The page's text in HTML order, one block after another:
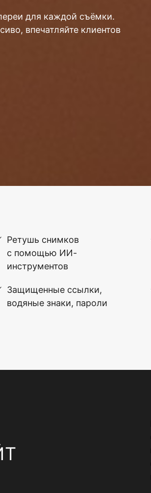
для каждой съёмки.
впечатляйте клиентов
Ретушь снимков
с помощью ИИ-
инструментов
Защищенные ссылки,
водяные знаки, пароли